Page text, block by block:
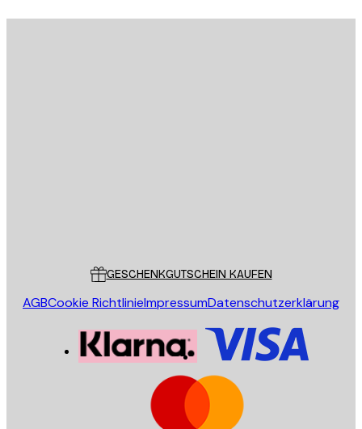
GESCHENKGUTSCHEIN KAUFEN
AGBCookie RichtlinieImpressumDatenschutzerklärung